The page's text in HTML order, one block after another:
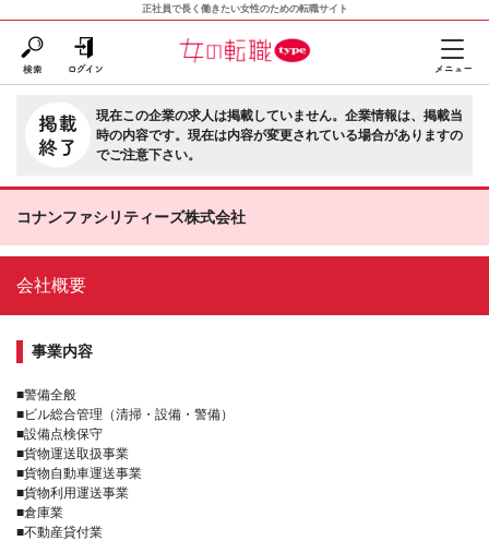
正社員で長く働きたい女性のための転職サイト
現在この企業の求人は掲載していません。企業情報は、掲載当
時の内容です。現在は内容が変更されている場合がありますの
でご注意下さい。
コナンファシリティーズ株式会社
会社概要
事業内容
■警備全般
■ビル総合管理（清掃・設備・警備）
■設備点検保守
■貨物運送取扱事業
■貨物自動車運送事業
■貨物利用運送事業
■倉庫業
■不動産貸付業